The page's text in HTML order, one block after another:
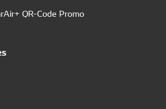
QR-Code Promo